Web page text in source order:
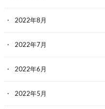
2022年8月
2022年7月
2022年6月
2022年5月